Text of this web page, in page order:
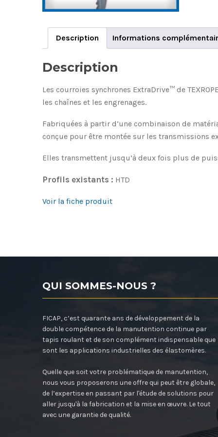
Description Informations
Description
Les courroies synchrones ExtraDrive™ de
les chaînes et les engrenages.
Fabriquées à partir d’une combinaison de
conçue pour être montée sur les transmissions
Elles transmettent jusqu’à deux fois plus de
Profils existants : HTD
Voir la fiche produit
QUI SOMMES-NOUS ?
FICAP, c’est quarante ans de développement de la
double compétence de la manutention continue par
tapis roulant et de son complément indispensable que
sont les applications industrielles des élastomères.
Quelle que soit votre problématique de manutention,
nous vous proposerons une offre qui peut être globale,
de l’expertise en passant par l'étude de solutions pour
aller jusqu'à la fabrication et la mise en œuvre. Le tout
avec une garantie de qualité.